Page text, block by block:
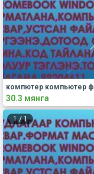
30.3 мянга
1/1